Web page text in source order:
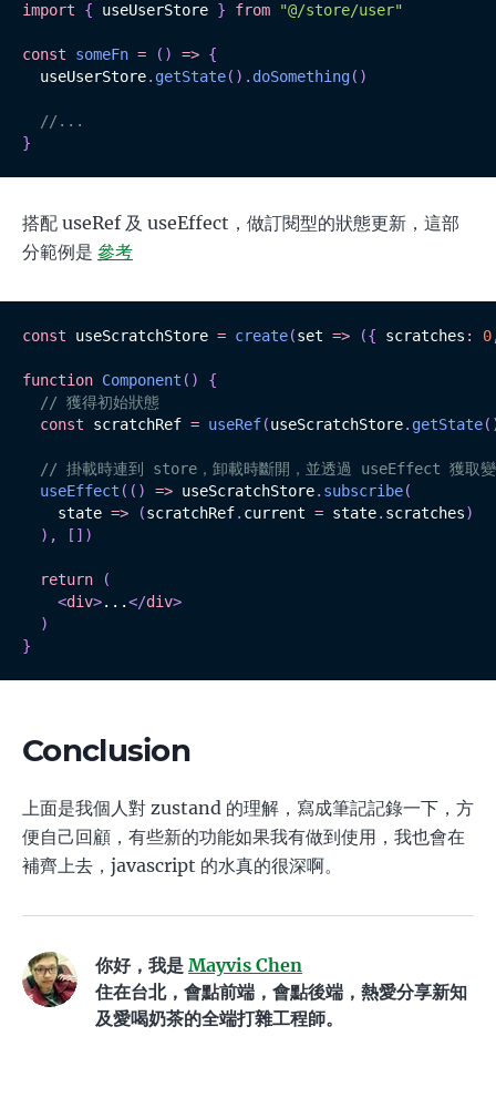
import { useUserStore } from "@/store/user"
const someFn = ( ) => {
  useUserStore
. getState( ) . doSomething( )
//...
}
搭配 useRef 及 useEffect，做訂閱型的狀態更新，這部
分範例是 參考
const useScratchStore = create(set => ({ scratches : 0
function Component ( )
{
// 獲得初始狀態
const scratchRef = useRef(useScratchStore. getState(
// 掛載時連到 store，卸載時斷開，並透過 useEffect 獲取
useEffect ( ( ) => useScratchStore. subscribe(
    state
=> (scratchRef. current = state. scratches)
) , [ ] )
return
(
<div>...</div>
)
}
Conclusion
上面是我個人對 zustand 的理解，寫成筆記記錄一下，方
便自己回顧，有些新的功能如果我有做到使用，我也會在
補齊上去，javascript 的水真的很深啊。
你好，我是 Mayvis Chen
住在台北，會點前端，會點後端，熱愛分享新知
及愛喝奶茶的全端打雜工程師。